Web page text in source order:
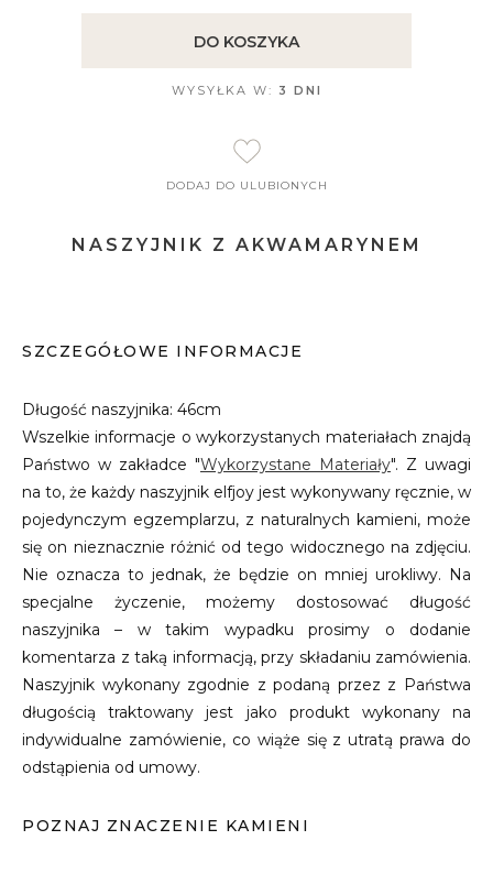
DO KOSZYKA
WYSYŁKA W: 3 DNI
DODAJ DO ULUBIONYCH
NASZYJNIK Z AKWAMARYNEM
SZCZEGÓŁOWE INFORMACJE
Długość naszyjnika: 46cm
Wszelkie informacje o wykorzystanych materiałach znajdą
Państwo w zakładce "Wykorzystane Materiały". Z uwagi
na to, że każdy naszyjnik elfjoy jest wykonywany ręcznie, w
pojedynczym egzemplarzu, z naturalnych kamieni, może
się on nieznacznie różnić od tego widocznego na zdjęciu.
Nie oznacza to jednak, że będzie on mniej urokliwy. Na
specjalne życzenie, możemy dostosować długość
naszyjnika – w takim wypadku prosimy o dodanie
komentarza z taką informacją, przy składaniu zamówienia.
Naszyjnik wykonany zgodnie z podaną przez z Państwa
długością traktowany jest jako produkt wykonany na
indywidualne zamówienie, co wiąże się z utratą prawa do
odstąpienia od umowy.
POZNAJ ZNACZENIE KAMIENI